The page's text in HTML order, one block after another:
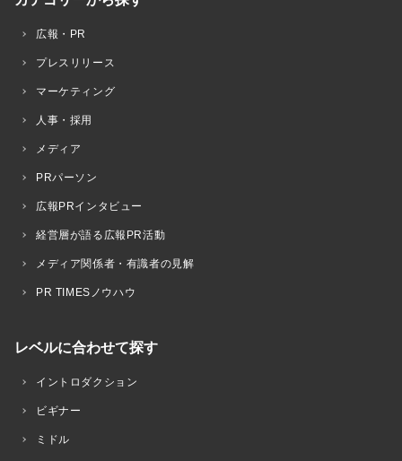
広報・PR
プレスリリース
マーケティング
人事・採用
メディア
PRパーソン
広報PRインタビュー
経営層が語る広報PR活動
メディア関係者・有識者の見解
PR TIMESノウハウ
レベルに合わせて探す
イントロダクション
ビギナー
ミドル